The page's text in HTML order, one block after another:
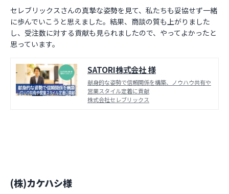
セレブリックスさんの真摯な姿勢を見て、私たちも妥協せず一緒
に歩んでいこうと思えました。結果、商談の質も上がりました
し、受注数に対する貢献も見られましたので、やってよかったと
思っています。
SATORI株式会社 様
献身的な姿勢で信頼関係を構築、ノウハウ共有や
営業スタイル定着に貢献
株式会社セレブリックス
(株)カケハシ様